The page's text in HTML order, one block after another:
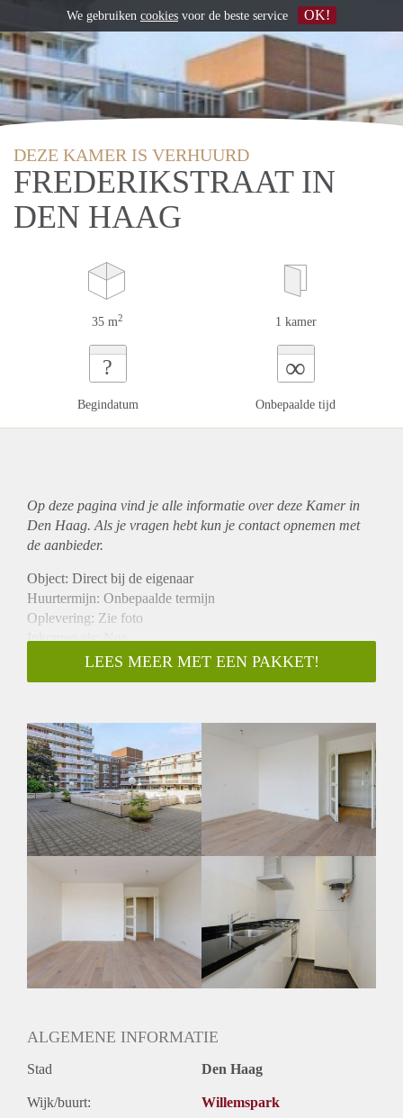
DEZE KAMER IS VERHUURD
FREDERIKSTRAAT IN
DEN HAAG
35 m2 1 kamer
?
Begindatum
∞
Onbepaalde tijd
Op deze pagina vind je alle informatie over deze Kamer in
Den Haag. Als je vragen hebt kun je contact opnemen met
de aanbieder.
Object: Direct bij de eigenaar
Huurtermijn: Onbepaalde termijn
Oplevering: Zie foto
Inkomen eis: Nee
Garantiestelling mogelijk: Nee
Borg: 1 Maand
Huisdieren toegestaan: Afhankelijk van de Eigenaar
Huurtoeslag grens: Ja
Geschikt voor studenten: Afhankelijk van de Eigenaar
LEES MEER MET EEN PAKKET!
ALGEMENE INFORMATIE
Stad Den Haag
Wijk/buurt: Willemspark
We gebruiken cookies voor de beste service OK!